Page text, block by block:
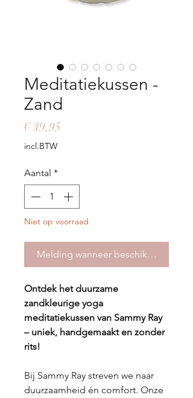
Meditatiekussen -
Zand
€ 49,95
incl.BTW
Aantal *
Niet op voorraad
Melding wanneer beschikbaar
Ontdek het duurzame
zandkleurige yoga
meditatiekussen van Sammy Ray
– uniek, handgemaakt en zonder
rits!
Bij Sammy Ray streven we naar
duurzaamheid én comfort. Onze